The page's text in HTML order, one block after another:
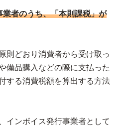
業者のうち、「本則課税」が
則どおり消費者から受け取っ
備品購入などの際に支払った
する消費税額を算出する方法
インボイス発行事業者として